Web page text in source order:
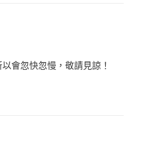
會忽快忽慢，敬請見諒！